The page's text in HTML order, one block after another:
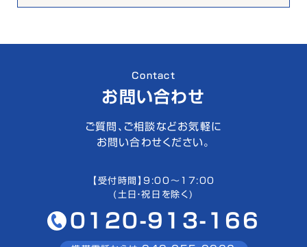
Contact
お問い合わせ
ご質問、ご相談などお気軽に
お問い合わせください。
【受付時間】9:00〜17:00
(土日・祝日を除く)
0120-913-166